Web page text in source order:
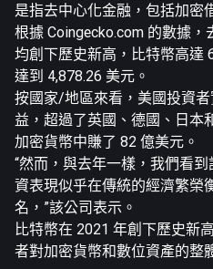
是指去中心化金融，包括加密
根據 Coingecko.com 的數據
均創下歷史新高，比特幣高達
達到 4,878.26 美元。
按國家/地區來看，美國投資
益，超過了英國、德國、日本
加密貨幣中賺了 82 億美元。
“然而，與去年一樣，我們看
資表現似乎在傳統的經濟繁榮
名，”該公司表示。
比特幣在 2021 年創下歷史新
者對加密貨幣和數位資產的整